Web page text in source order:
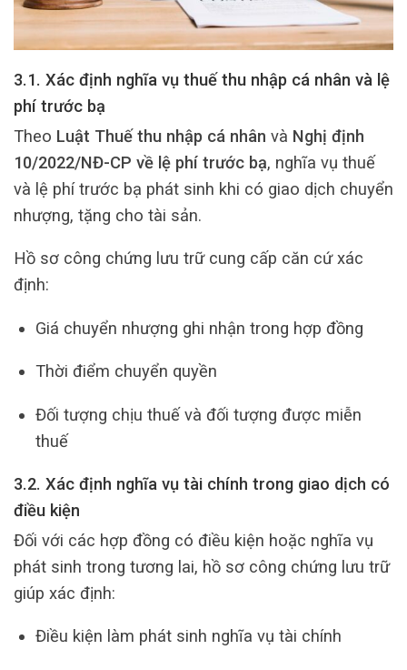
3.1. Xác định nghĩa vụ thuế thu nhập cá nhân và lệ
phí trước bạ
Theo Luật Thuế thu nhập cá nhân và Nghị định
10/2022/NĐ-CP về lệ phí trước bạ, nghĩa vụ thuế
và lệ phí trước bạ phát sinh khi có giao dịch chuyển
nhượng, tặng cho tài sản.
Hồ sơ công chứng lưu trữ cung cấp căn cứ xác
định:
Giá chuyển nhượng ghi nhận trong hợp đồng
Thời điểm chuyển quyền
Đối tượng chịu thuế và đối tượng được miễn
thuế
3.2. Xác định nghĩa vụ tài chính trong giao dịch có
điều kiện
Đối với các hợp đồng có điều kiện hoặc nghĩa vụ
phát sinh trong tương lai, hồ sơ công chứng lưu trữ
giúp xác định:
Điều kiện làm phát sinh nghĩa vụ tài chính